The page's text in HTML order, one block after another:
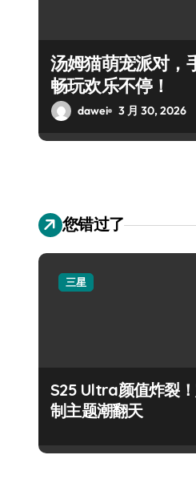
汤姆猫萌宠派对，
畅玩欢乐不停！
dawei 3 月 30, 2026
您错过了
三星
S25 Ultra颜值炸裂
制主题潮翻天